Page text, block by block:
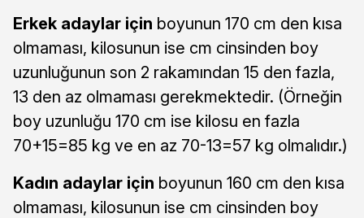
Erkek adaylar için boyunun 170 cm den kısa
olmaması, kilosunun ise cm cinsinden boy
uzunluğunun son 2 rakamından 15 den fazla,
13 den az olmaması gerekmektedir. (Örneğin
boy uzunluğu 170 cm ise kilosu en fazla
70+15=85 kg ve en az 70-13=57 kg olmalıdır.)
Kadın adaylar için boyunun 160 cm den kısa
olmaması, kilosunun ise cm cinsinden boy